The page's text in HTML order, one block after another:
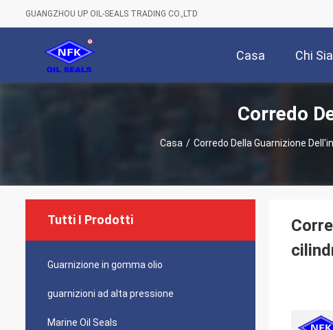
GUANGZHOU UP OIL-SEALS TRADING CO.,LTD
Casa Chi
Corredo
Casa / Corredo Della Guarnizione
Tutti I Prodotti
Guarnizione in gomma olio
guarnizioni ad alta pressione
Marine Oil Seals